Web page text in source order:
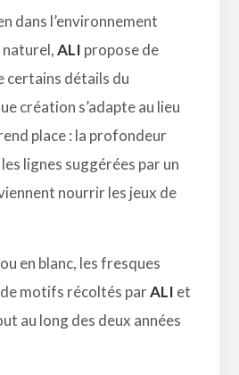
dans l’environnement
naturel,ALI propose de
certains détails du
création s’adapte au lieu
place : la profondeur
lignes suggérées par un
nourrir les jeux de
en blanc, les fresques
motifs récoltés parALI et
au long des deux années